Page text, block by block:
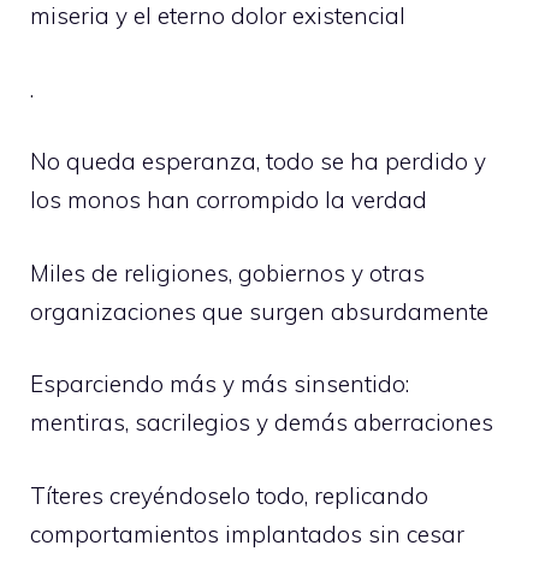
miseria y el eterno dolor existencial
.
No queda esperanza, todo se ha perdido y
los monos han corrompido la verdad
Miles de religiones, gobiernos y otras
organizaciones que surgen absurdamente
Esparciendo más y más sinsentido:
mentiras, sacrilegios y demás aberraciones
Títeres creyéndoselo todo, replicando
comportamientos implantados sin cesar